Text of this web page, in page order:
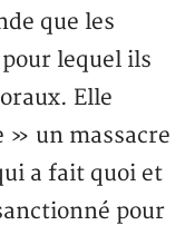
que les
lequel ils
Elle
» un massacre
a fait quoi et
pour